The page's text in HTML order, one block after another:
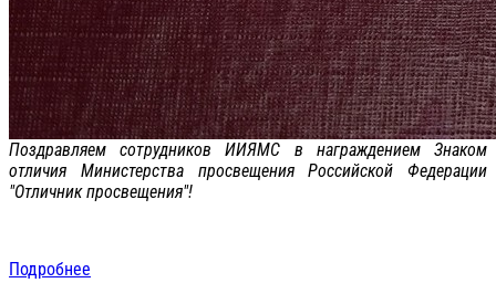
Поздравляем сотрудников ИИЯМС в награждением Знаком
отличия Министерства просвещения Российской Федерации
"Отличник просвещения"!
Подробнее